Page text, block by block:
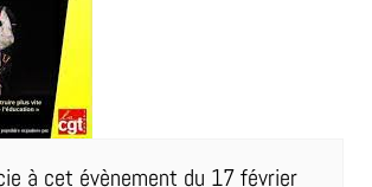
à cet évènement du 17 février